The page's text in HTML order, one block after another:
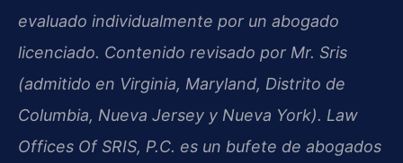
evaluado individualmente por un abogado
licenciado. Contenido revisado por Mr. Sris
(admitido en Virginia, Maryland, Distrito de
Columbia, Nueva Jersey y Nueva York). Law
Offices Of SRIS, P.C. es un bufete de abogados